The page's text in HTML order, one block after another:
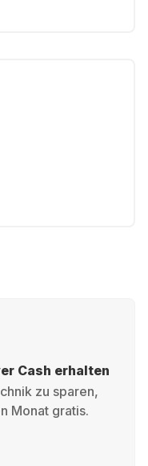
Cash erhalten
zu sparen,
Monat gratis.